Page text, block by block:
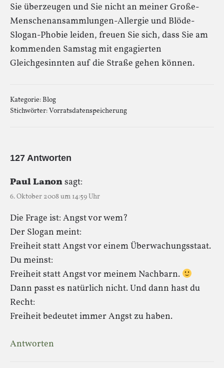
Sie überzeugen und Sie nicht an meiner Große-
Menschenansammlungen-Allergie und Blöde-
Slogan-Phobie leiden, freuen Sie sich, dass Sie am
kommenden Samstag mit engagierten
Gleichgesinnten auf die Straße gehen können.
Kategorie:Blog
Stichwörter:Vorratsdatenspeicherung
127 Antworten
Paul Lanonsagt:
6. Oktober 2008 um 14:59 Uhr
Die Frage ist: Angst vor wem?
Der Slogan meint:
Freiheit statt Angst vor einem Überwachungsstaat.
Du meinst:
Freiheit statt Angst vor meinem Nachbarn.
Dann passt es natürlich nicht. Und dann hast du
Recht:
Freiheit bedeutet immer Angst zu haben.
Antworten